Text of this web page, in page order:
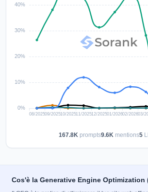
167.8K prompts9.6K mentions5
Cos'è la Generative Engine Optimization